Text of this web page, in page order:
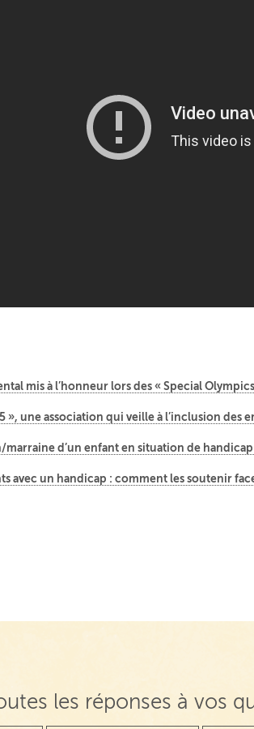
mis à l’honneur lors des « Special
», une association qui veille à l’inclusion des
marraine d’un enfant en situation de
avec un handicap : comment les soutenir
les réponses à vos